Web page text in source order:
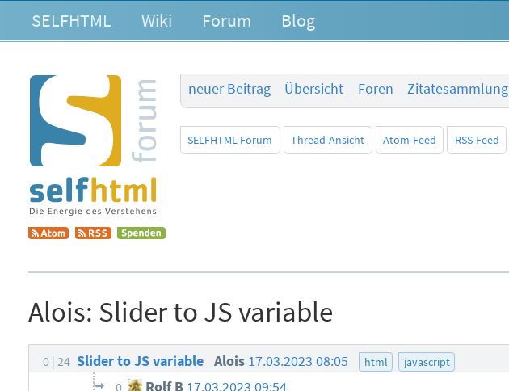
SELFHTML Wiki Forum Blog
neuer Beitrag
Übersicht Foren Zitatesammlung
SELFHTML-Forum Thread-Ansicht Atom-Feed RSS-Feed
Alois: Slider to JS variable
0 24 Slider to JS variable Alois 17.03.2023 08:05 html javascript
0 Rolf B 17.03.2023 09:54